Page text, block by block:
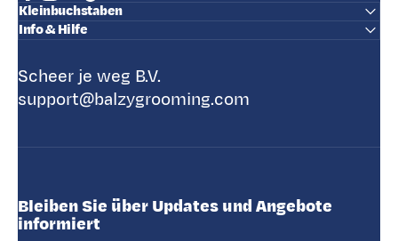
Facebook
Instagram
YouTube
TikTok
Kleinbuchstaben
Info & Hilfe
Scheer je weg B.V.
support@balzygrooming.com
Bleiben Sie über Updates und Angebote
informiert